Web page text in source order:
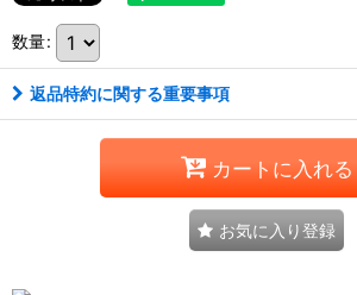
数量:
返品特約に関する重要事項
カートに入れる
お気に入り登録